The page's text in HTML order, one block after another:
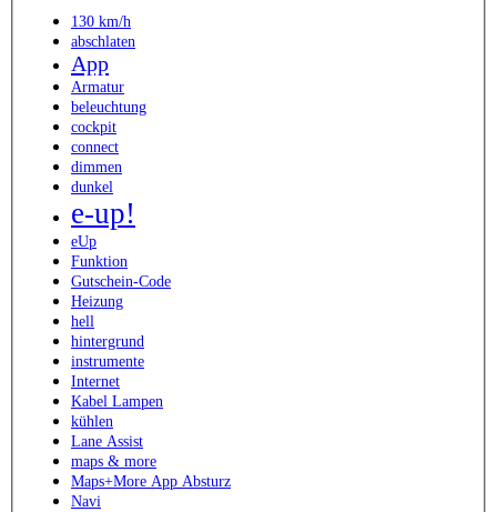
130 km/h
abschlaten
App
Armatur
beleuchtung
cockpit
connect
dimmen
dunkel
e-up!
eUp
Funktion
Gutschein-Code
Heizung
hell
hintergrund
instrumente
Internet
Kabel Lampen
kühlen
Lane Assist
maps & more
Maps+More App Absturz
Navi